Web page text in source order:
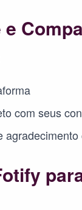
com seus